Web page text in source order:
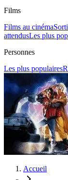
Films
Films au cinéma
attendusLes plus
Personnes
Les plus populaires
Accueil